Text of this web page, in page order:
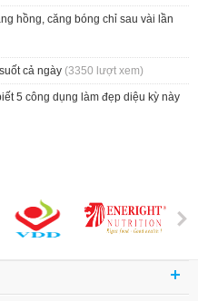
hồng, căng bóng chỉ sau vài lần
cả ngày (3350 lượt xem)
5 công dụng làm đẹp diệu kỳ này